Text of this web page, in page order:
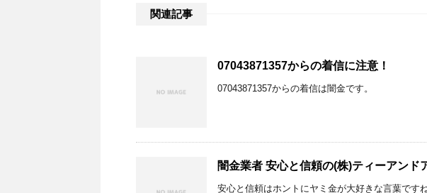
関連記事
07043871357からの着信に注意！
07043871357からの着信は闇金です。
闇金業者 安心と信頼の(株)ティーアンド
安心と信頼はホントにヤミ金が大好きな言葉です